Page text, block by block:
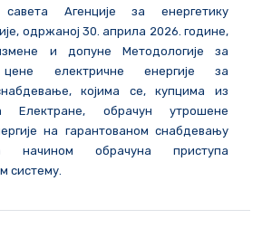
Агенције за енергетику
одржаној 30. априла 2026. године,
и допуне Методологије за
електричне енергије за
којима се, купцима из
Електране, обрачун утрошене
на гарантованом снабдевању
начином обрачуна приступа
систему.